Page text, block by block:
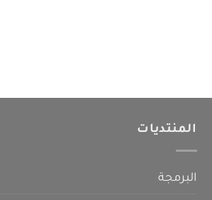
المنتديات
البرمجة